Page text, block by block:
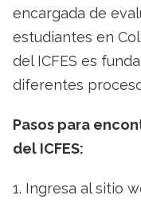
encargada de
estudiantes en
del ICFES es
diferentes
Pasos para
del ICFES:
1. Ingresa al sitio